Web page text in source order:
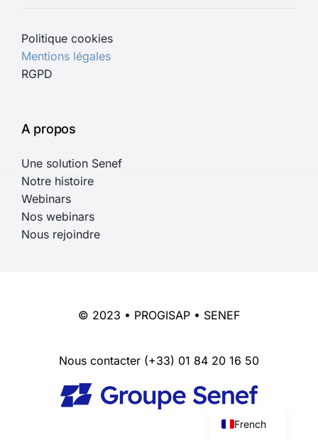
Politique cookies
Mentions légales
RGPD
A propos
Une solution Senef
Notre histoire
Webinars
Nos webinars
Nous rejoindre
© 2023 • PROGISAP • SENEF
Nous contacter (+33) 01 84 20 16 50
French
English